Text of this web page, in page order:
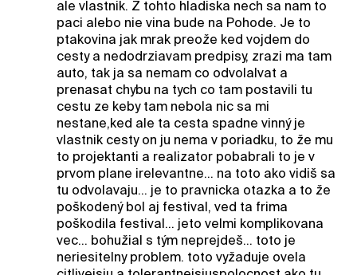
ale vlastnik. Z tohto hladiska nech sa nam to
paci alebo nie vina bude na Pohode. Je to
ptakovina jak mrak preože ked vojdem do
cesty a nedodrziavam predpisy, zrazi ma tam
auto, tak ja sa nemam co odvolalvat a
prenasat chybu na tych co tam postavili tu
cestu ze keby tam nebola nic sa mi
nestane,ked ale ta cesta spadne vinný je
vlastnik cesty on ju nema v poriadku, to že mu
to projektanti a realizator pobabrali to je v
prvom plane irelevantne... na toto ako vidiš sa
tu odvolavaju... je to pravnicka otazka a to že
poškodený bol aj festival, ved ta frima
poškodila festival... jeto velmi komplikovana
vec... bohužial s tým neprejdeš... toto je
neriesitelny problem. toto vyžaduje ovela